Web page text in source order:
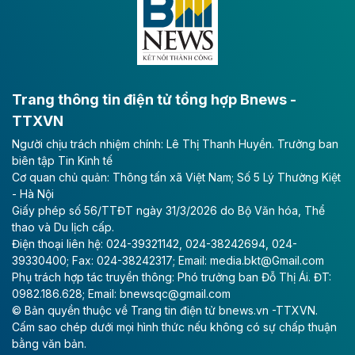
Long Thành
Tổng công ty Cảng hàng không Việt Nam - CTCP
(ACV) vừa lập kỷ lục mới về lợi nhuận trong quý
II/2026.
Theo baodautu.vn
Vinaconex lập đỉnh doanh thu
Tổng CTCP Xuất nhập khẩu và Xây dựng Việt Nam
(Vinaconex) đã khép lại nửa đầu năm với doanh thu
thuần gần 7.268 tỷ đồng, tăng 4% so với cùng kỳ và
cũng là mức cao nhất lịch sử hoạt động của doanh
nghiệp.
Trang thông tin điện tử tổng hợp Bnews -
TTXVN
Người chịu trách nhiệm chính: Lê Thị Thanh Huyền. Trưởng ban
biên tập Tin Kinh tế
Cơ quan chủ quản: Thông tấn xã Việt Nam; Số 5 Lý Thường Kiệt
- Hà Nội
Giấy phép số 56/TTĐT ngày 31/3/2026 do Bộ Văn hóa, Thể
thao và Du lịch cấp.
Điện thoại liên hệ: 024-39321142, 024-38242694, 024-
39330400; Fax: 024-38242317; Email: media.bkt@Gmail.com
Phụ trách hợp tác truyền thông: Phó trưởng ban Đỗ Thị Ái. ĐT:
0982.186.628; Email: bnewsqc@gmail.com
© Bản quyền thuộc về Trang tin điện tử bnews.vn -TTXVN.
Cấm sao chép dưới mọi hình thức nếu không có sự chấp thuận
bằng văn bản.